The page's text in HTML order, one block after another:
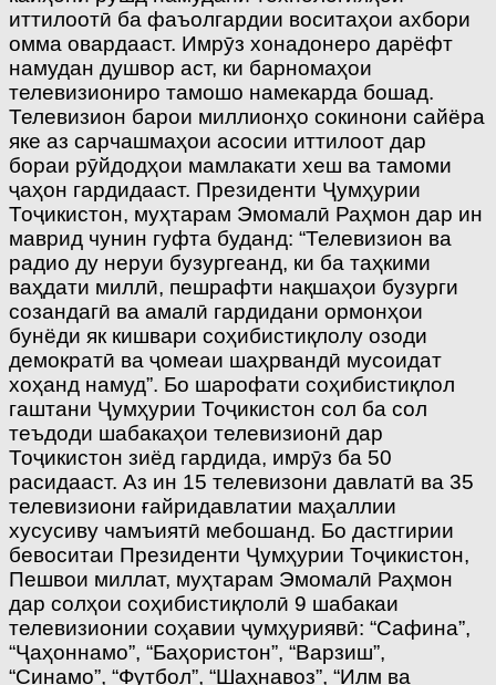
иттилоотӣ ба фаъолгардии воситаҳои ахбори
омма овардааст. Имрӯз хонадонеро дарёфт
намудан душвор аст, ки барномаҳои
телевизиониро тамошо намекарда бошад.
Телевизион барои миллионҳо сокинони сайёра
яке аз сарчашмаҳои асосии иттилоот дар
бораи рӯйдодҳои мамлакати хеш ва тамоми
ҷаҳон гардидааст. Президенти Ҷумҳурии
Тоҷикистон, муҳтарам Эмомалӣ Раҳмон дар ин
маврид чунин гуфта буданд: “Телевизион ва
радио ду неруи бузургеанд, ки ба таҳкими
ваҳдати миллӣ, пешрафти нақшаҳои бузурги
созандагӣ ва амалӣ гардидани ормонҳои
бунёди як кишвари соҳибистиқлолу озоди
демократӣ ва ҷомеаи шаҳрвандӣ мусоидат
хоҳанд намуд”. Бо шарофати соҳибистиқлол
гаштани Ҷумҳурии Тоҷикистон сол ба сол
теъдоди шабакаҳои телевизионӣ дар
Тоҷикистон зиёд гардида, имрӯз ба 50
расидааст. Аз ин 15 телевизони давлатӣ ва 35
телевизиони ғайридавлатии маҳаллии
хусусиву чамъиятӣ мебошанд. Бо дастгирии
бевоситаи Президенти Ҷумҳурии Тоҷикистон,
Пешвои миллат, муҳтарам Эмомалӣ Раҳмон
дар солҳои соҳибистиқлолӣ 9 шабакаи
телевизионии соҳавии ҷумҳуриявӣ: “Сафина”,
“Ҷаҳоннамо”, “Баҳористон”, “Варзиш”,
“Синамо”, “Футбол”, “Шаҳнавоз”, “Илм ва